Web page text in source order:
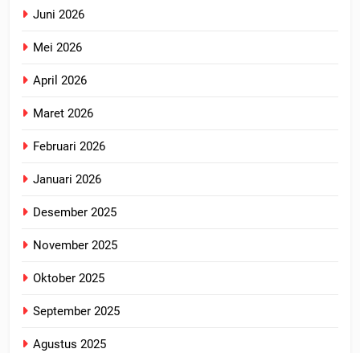
Juni 2026
Mei 2026
April 2026
Maret 2026
Februari 2026
Januari 2026
Desember 2025
November 2025
Oktober 2025
September 2025
Agustus 2025